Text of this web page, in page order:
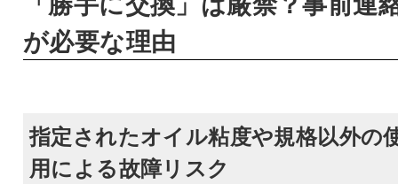
が必要な理由
指定されたオイル粘度や規格以外の
用による故障リスク